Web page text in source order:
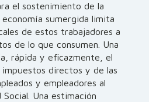
el sostenimiento de la
sumergida limita
de estos trabajadores a
de lo que consumen. Una
rápida y eficazmente, el
directos y de las
y empleadores al
Una estimación